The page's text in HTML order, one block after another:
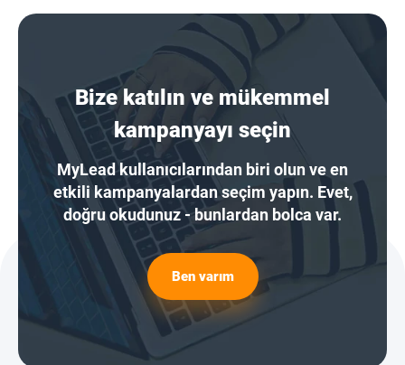
Bize katılın ve mükemmel
kampanyayı seçin
MyLead kullanıcılarından biri olun ve en
etkili kampanyalardan seçim yapın. Evet,
doğru okudunuz - bunlardan bolca var.
Ben varım